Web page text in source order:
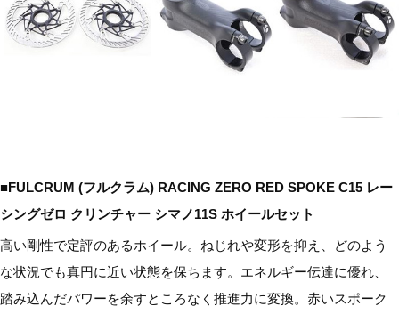
■FULCRUM (フルクラム) RACING ZERO RED SPOKE C15 レー
シングゼロ クリンチャー シマノ11S ホイールセット
高い剛性で定評のあるホイール。ねじれや変形を抑え、どのよう
な状況でも真円に近い状態を保ちます。エネルギー伝達に優れ、
踏み込んだパワーを余すところなく推進力に変換。赤いスポーク